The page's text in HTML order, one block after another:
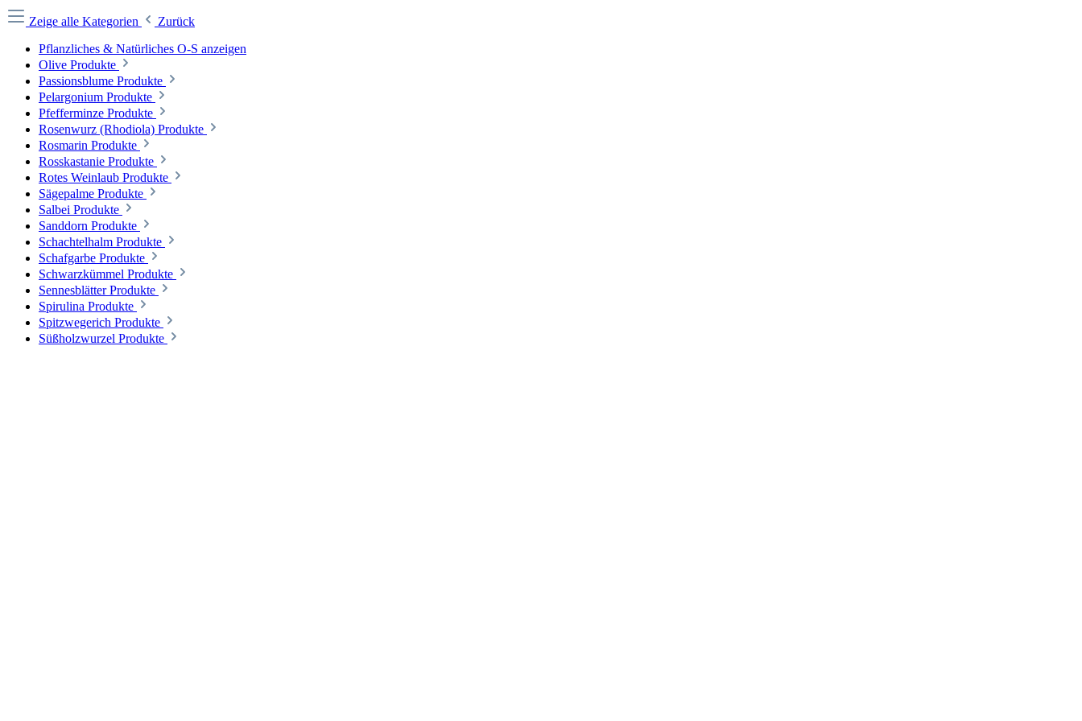
Zeige alle Kategorien
Zurück
Pflanzliches & Natürliches O-S anzeigen
Olive Produkte
Passionsblume Produkte
Pelargonium Produkte
Pfefferminze Produkte
Rosenwurz (Rhodiola) Produkte
Rosmarin Produkte
Rosskastanie Produkte
Rotes Weinlaub Produkte
Sägepalme Produkte
Salbei Produkte
Sanddorn Produkte
Schachtelhalm Produkte
Schafgarbe Produkte
Schwarzkümmel Produkte
Sennesblätter Produkte
Spirulina Produkte
Spitzwegerich Produkte
Süßholzwurzel Produkte